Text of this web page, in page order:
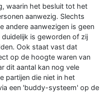
waarin het besluit tot het
aanwezig. Slechts
andere aanwezigen is geen
is geworden of zij
Ook staat vast dat
op de hoogte waren van
dit aantal kan nog vele
partijen die niet in het
een 'buddy-systeem' op de